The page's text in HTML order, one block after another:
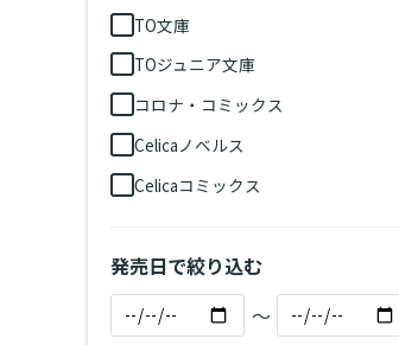
TO文庫
TOジュニア文庫
コロナ・コミックス
Celicaノベルス
Celicaコミックス
発売日で絞り込む
～